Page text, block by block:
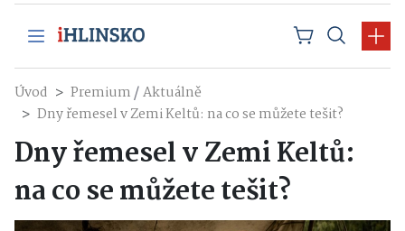
Úvod Premium/Aktuálně
Dny řemesel v Zemi Keltů: na co se můžete tešit?
Dny řemesel v Zemi Keltů:
na co se můžete tešit?